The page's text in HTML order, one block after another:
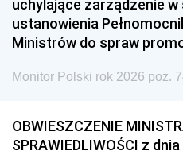
uchylające zarządzenie w
ustanowienia
Ministrów do spraw
Monitor Polski rok 2026 poz.
OBWIESZCZENIE
SPRAWIEDLIWOŚCI z